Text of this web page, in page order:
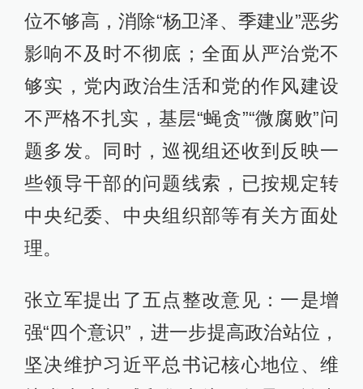
位不够高，消除“杨卫泽、季建业”恶劣
影响不及时不彻底；全面从严治党不
够实，党内政治生活和党的作风建设
不严格不扎实，基层“蝇贪”“微腐败”问
题多发。同时，巡视组还收到反映一
些领导干部的问题线索，已按规定转
中央纪委、中央组织部等有关方面处
理。
张立军提出了五点整改意见：一是增
强“四个意识”，进一步提高政治站位，
坚决维护习近平总书记核心地位、维